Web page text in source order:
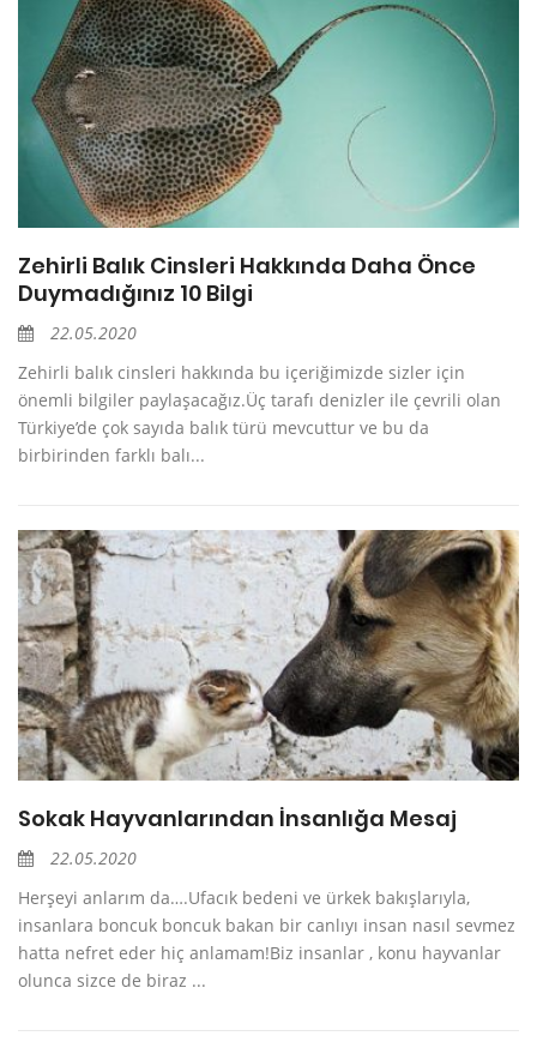
Zehirli Balık Cinsleri Hakkında Daha Önce
Duymadığınız 10 Bilgi
22.05.2020
Zehirli balık cinsleri hakkında bu içeriğimizde sizler için
önemli bilgiler paylaşacağız.Üç tarafı denizler ile çevrili olan
Türkiye’de çok sayıda balık türü mevcuttur ve bu da
birbirinden farklı balı...
Sokak Hayvanlarından İnsanlığa Mesaj
22.05.2020
Herşeyi anlarım da….Ufacık bedeni ve ürkek bakışlarıyla,
insanlara boncuk boncuk bakan bir canlıyı insan nasıl sevmez
hatta nefret eder hiç anlamam!Biz insanlar , konu hayvanlar
olunca sizce de biraz ...